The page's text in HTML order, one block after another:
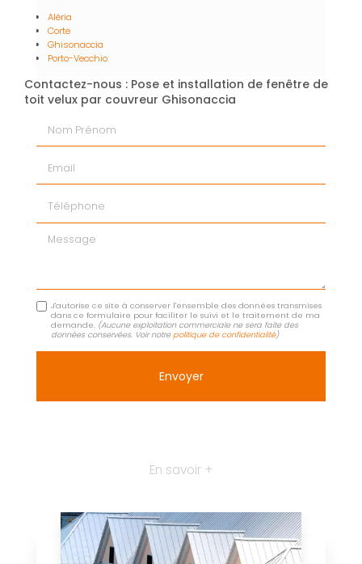
Aléria
Corte
Ghisonaccia
Porto-Vecchio
Contactez-nous : Pose et installation de fenêtre de
toit velux par couvreur Ghisonaccia
Message
J'autorise ce site à conserver l'ensemble des données transmises
dans ce formulaire pour faciliter le suivi et le traitement de ma
demande. (Aucune exploitation commerciale ne sera faite des
données conservées. Voir notrepolitique de confidentialité)
En savoir +